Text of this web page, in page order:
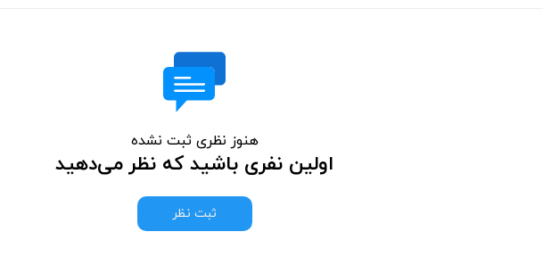
هنوز نظری ثبت نشده
اولین نفری باشید که نظر می‌دهید
ثبت نظر